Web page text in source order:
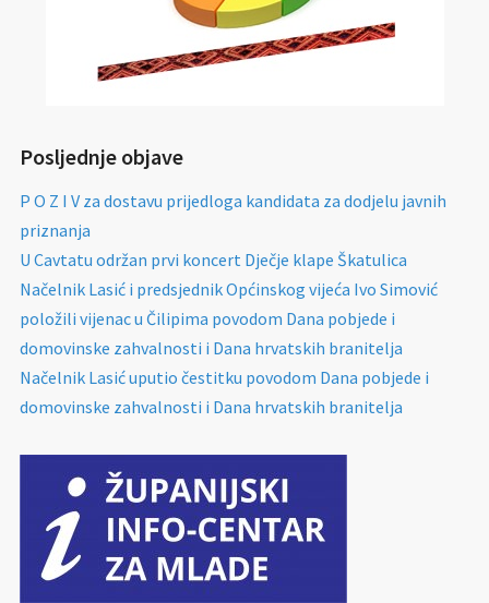
Posljednje objave
P O Z I V za dostavu prijedloga kandidata za dodjelu javnih
priznanja
U Cavtatu održan prvi koncert Dječje klape Škatulica
Načelnik Lasić i predsjednik Općinskog vijeća Ivo Simović
položili vijenac u Čilipima povodom Dana pobjede i
domovinske zahvalnosti i Dana hrvatskih branitelja
Načelnik Lasić uputio čestitku povodom Dana pobjede i
domovinske zahvalnosti i Dana hrvatskih branitelja